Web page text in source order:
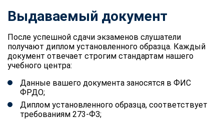
Выдаваемый документ
После успешной сдачи экзаменов слушатели
получают диплом установленного образца. Каждый
документ отвечает строгим стандартам нашего
учебного центра:
Данные вашего документа заносятся в ФИС
ФРДО;
Диплом установленного образца, соответствует
требованиям 273-ФЗ;